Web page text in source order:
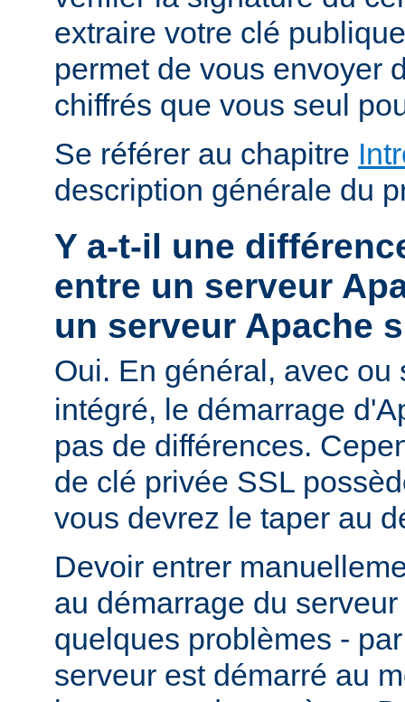
extraire votre clé
permet de vous envoyer
chiffrés que vous seul
Se référer au chapitre
description générale du
Y a-t-il une
entre un serveur
un serveur Apache
Oui. En général, avec
intégré, le démarrage
pas de différences.
de clé privée SSL
vous devrez le taper au
Devoir entrer
au démarrage du
quelques problèmes -
serveur est démarré au